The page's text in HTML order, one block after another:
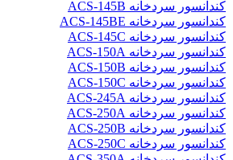
کندانسور سردخانه ACS-145B
کندانسور سردخانه ACS-145BE
کندانسور سردخانه ACS-145C
کندانسور سردخانه ACS-150A
کندانسور سردخانه ACS-150B
کندانسور سردخانه ACS-150C
کندانسور سردخانه ACS-245A
کندانسور سردخانه ACS-250A
کندانسور سردخانه ACS-250B
کندانسور سردخانه ACS-250C